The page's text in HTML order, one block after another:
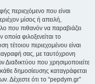
περιεχόμενο που είναι
μίσος ή απειλή,
που πιθανόν να παραβιάζει
φιλοξενείται το
τέτοιου περιεχομένου είναι
σας, με ταυτόχρονη
που χρησιμοποιείτε
δημοσίευσης καταγράφεται
Δέχεστε ότι το “pepdym.gr”